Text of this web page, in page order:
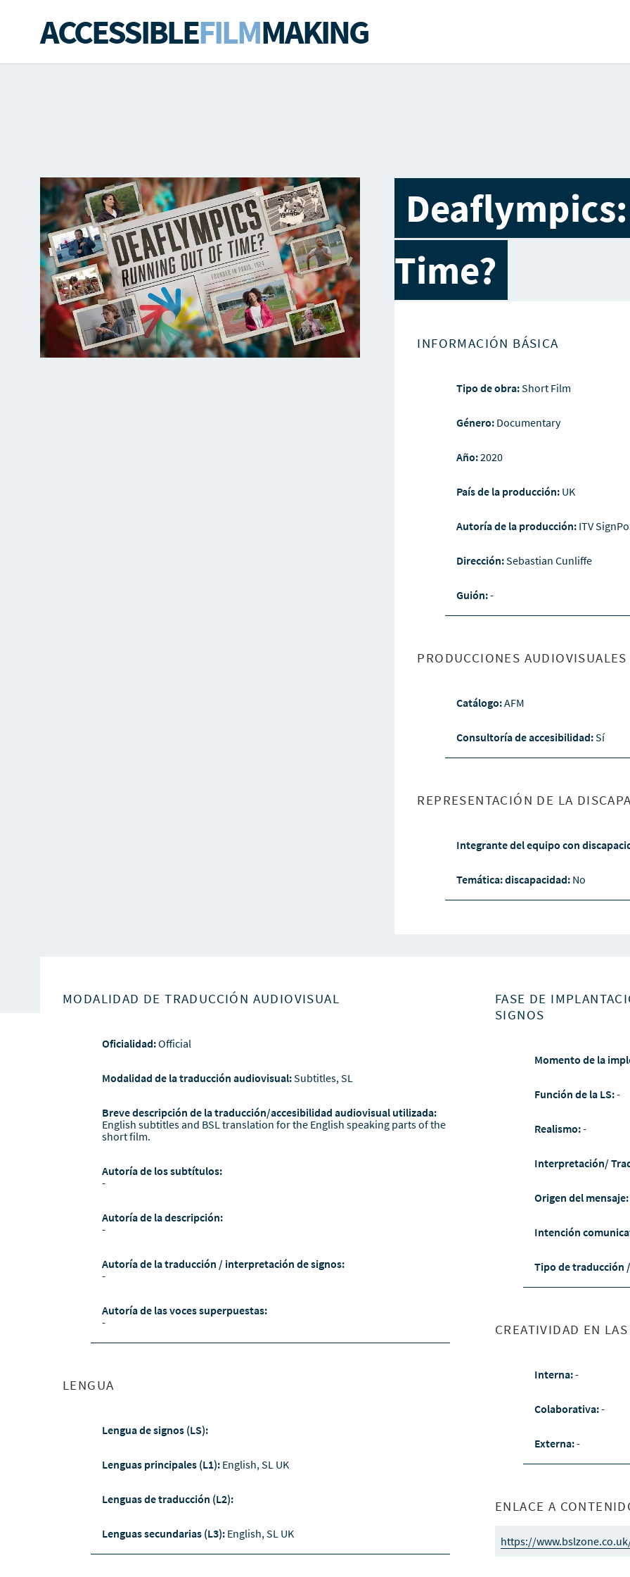
ACCESSIBLEFILMMAKING
Time?
INFORMACIÓN BÁSICA
Tipo de obra:Short Film
Género: Documentary
Año:2020
País de la producción: UK
Autoría de la producción: ITV
Dirección:Sebastian Cunliffe
Guión:-
PRODUCCIONES
Catálogo:AFM
Consultoría de accesibilidad:Sí
REPRESENTACIÓN DE LA
Integrante del equipo con
Temática: discapacidad: No
MODALIDAD DE TRADUCCIÓN AUDIOVISUAL
Oficialidad:Official
Modalidad de la traducción audiovisual:Subtitles, SL
Breve descripción de la traducción/accesibilidad audiovisual utilizada:
English subtitles and BSL translation for the English speaking parts of the
short film.
Autoría de los subtítulos:
-
Autoría de la descripción:
-
Autoría de la traducción / interpretación de signos:
-
Autoría de las voces superpuestas:
-
LENGUA
Lengua de signos (LS):
Lenguas principales (L1): English, SL UK
Lenguas de traducción (L2):
Lenguas secundarias (L3): English, SL UK
FASE DE
SIGNOS
Momento de la
Función de la LS:-
Realismo:-
Interpretación/
Origen del mensaje:
Intención
Tipo de
CREATIVIDAD EN
Interna:-
Colaborativa:-
Externa:-
ENLACE A
https://